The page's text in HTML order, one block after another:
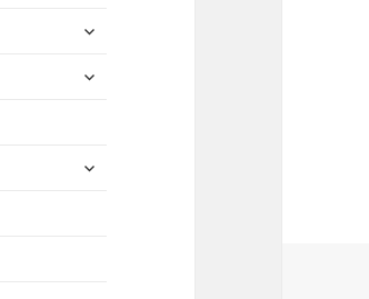
menu
expand
menu
expand
expand